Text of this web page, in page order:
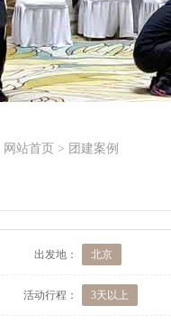
网站首页 > 团建案例
出发地： 北京
活动行程： 3天以上